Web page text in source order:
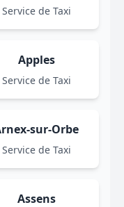
Service de Taxi
Apples
Service de Taxi
sur-Orbe
Service de Taxi
Assens